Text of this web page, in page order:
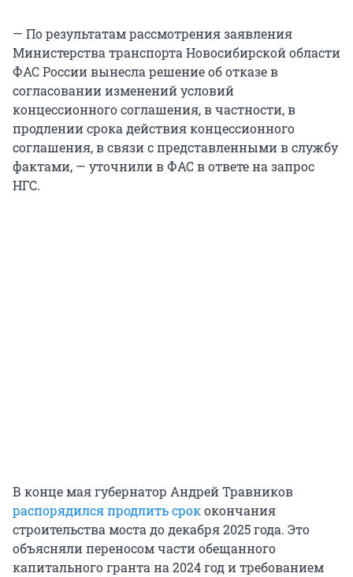
— По результатам рассмотрения заявления
Министерства транспорта Новосибирской области
ФАС России вынесла решение об отказе в
согласовании изменений условий
концессионного соглашения, в частности, в
продлении срока действия концессионного
соглашения, в связи с представленными в службу
фактами, — уточнили в ФАС в ответе на запрос
НГС.
В конце мая губернатор Андрей Травников
распорядился продлить срококончания
строительства моста до декабря 2025 года. Это
объясняли переносом части обещанного
капитального гранта на 2024 год и требованием